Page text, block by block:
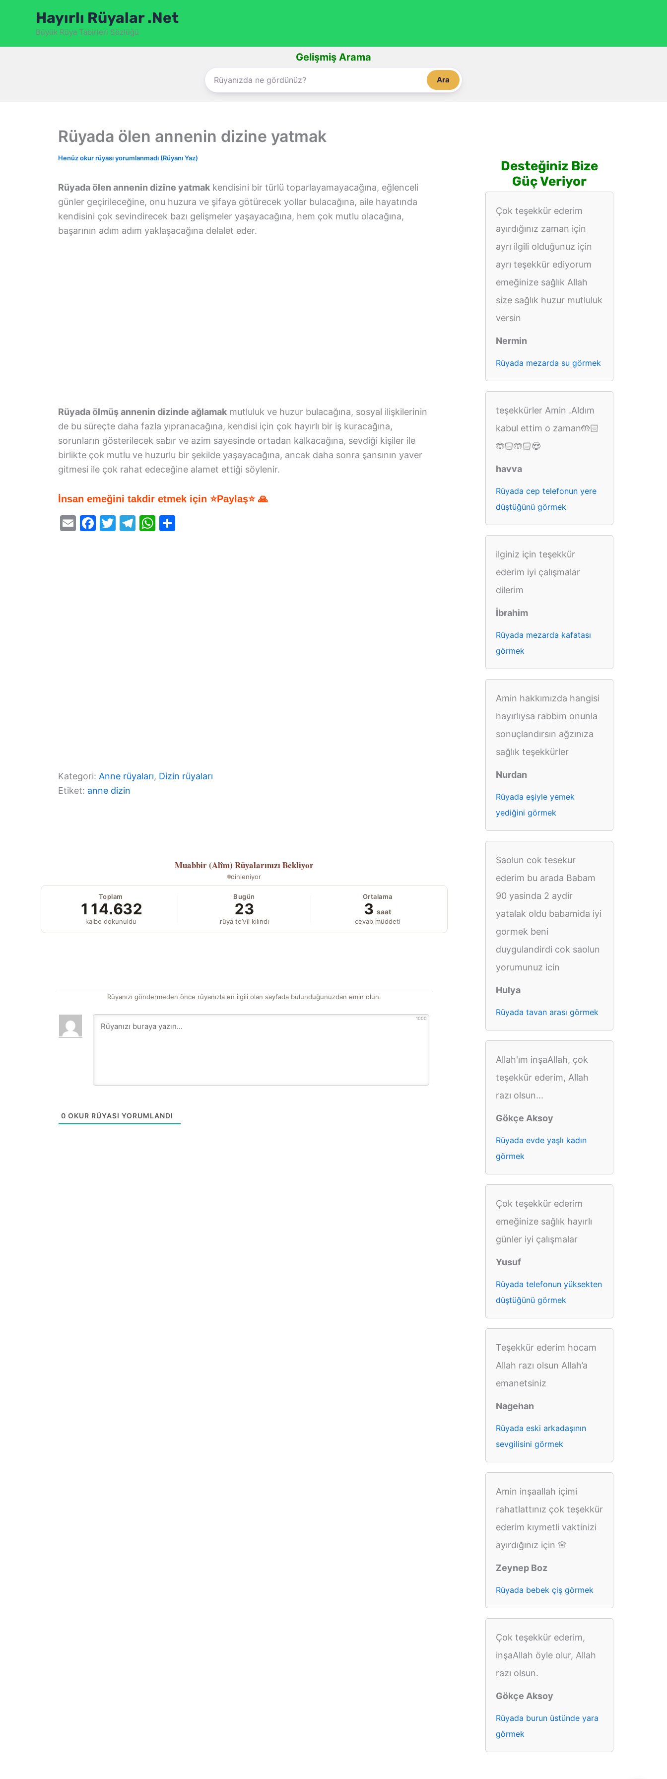
Hayırlı Rüyalar .Net
Büyük Rüya Tabirleri Sözlüğü
Gelişmiş Arama
Ara
Rüyada ölen annenin dizine yatmak
Henüz okur rüyası yorumlanmadı (Rüyanı Yaz)
Rüyada ölen annenin dizine yatmak kendisini bir türlü toparlayamayacağına, eğlenceli
günler geçirileceğine, onu huzura ve şifaya götürecek yollar bulacağına, aile hayatında
kendisini çok sevindirecek bazı gelişmeler yaşayacağına, hem çok mutlu olacağına,
başarının adım adım yaklaşacağına delalet eder.
Rüyada ölmüş annenin dizinde ağlamak mutluluk ve huzur bulacağına, sosyal ilişkilerinin
de bu süreçte daha fazla yıpranacağına, kendisi için çok hayırlı bir iş kuracağına,
sorunların gösterilecek sabır ve azim sayesinde ortadan kalkacağına, sevdiği kişiler ile
birlikte çok mutlu ve huzurlu bir şekilde yaşayacağına, ancak daha sonra şansının yaver
gitmesi ile çok rahat edeceğine alamet ettiği söylenir.
İnsan emeğini takdir etmek için ⭐Paylaş⭐ 🙏
E
F
T
T
W
Kategori: Anne rüyaları, Dizin rüyaları
Etiket: anne dizin
Muabbir (Alîm) Rüyalarınızı Bekliyor
dinleniyor
Toplam
114.632
kalbe dokunuldu
Bugün
23
rüya te’vîl kılındı
Ortalama
3 saat
cevab müddeti
Rüyanızı göndermeden önce rüyanızla en ilgili olan sayfada bulunduğunuzdan emin olun.
1000
0 OKUR RÜYASI YORUMLANDI
Desteğiniz Bize
Güç Veriyor
Çok teşekkür ederim
ayırdığınız zaman için
ayrı ilgili olduğunuz için
ayrı teşekkür ediyorum
emeğinize sağlık Allah
size sağlık huzur mutluluk
versin
Nermin
Rüyada mezarda su görmek
teşekkürler Amin .Aldım
kabul ettim o zaman🤲🏻
🤲🏻🤲🏻😍
havva
Rüyada cep telefonun yere
düştüğünü görmek
ilginiz için teşekkür
ederim iyi çalışmalar
dilerim
İbrahim
Rüyada mezarda kafatası
görmek
Amin hakkımızda hangisi
hayırlıysa rabbim onunla
sonuçlandırsın ağzınıza
sağlık teşekkürler
Nurdan
Rüyada eşiyle yemek
yediğini görmek
Saolun cok tesekur
ederim bu arada Babam
90 yasinda 2 aydir
yatalak oldu babamida iyi
gormek beni
duygulandirdi cok saolun
yorumunuz icin
Hulya
Rüyada tavan arası görmek
Allah'ım inşaAllah, çok
teşekkür ederim, Allah
razı olsun...
Gökçe Aksoy
Rüyada evde yaşlı kadın
görmek
Çok teşekkür ederim
emeğinize sağlık hayırlı
günler iyi çalışmalar
Yusuf
Rüyada telefonun yüksekten
düştüğünü görmek
Teşekkür ederim hocam
Allah razı olsun Allah’a
emanetsiniz
Nagehan
Rüyada eski arkadaşının
sevgilisini görmek
Amin inşaallah içimi
rahatlattınız çok teşekkür
ederim kıymetli vaktinizi
ayırdığınız için 🌸
Zeynep Boz
Rüyada bebek çiş görmek
Çok teşekkür ederim,
inşaAllah öyle olur, Allah
razı olsun.
Gökçe Aksoy
Rüyada burun üstünde yara
görmek